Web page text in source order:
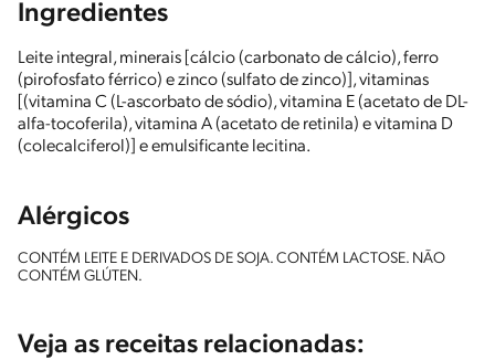
Ingredientes
Leite integral, minerais [cálcio (carbonato de cálcio), ferro
(pirofosfato férrico) e zinco (sulfato de zinco)], vitaminas
[(vitamina C (L-ascorbato de sódio), vitamina E (acetato de DL-
alfa-tocoferila), vitamina A (acetato de retinila) e vitamina D
(colecalciferol)] e emulsificante lecitina.
Alérgicos
CONTÉM LEITE E DERIVADOS DE SOJA. CONTÉM LACTOSE. NÃO
CONTÉM GLÚTEN.
Veja as receitas relacionadas: